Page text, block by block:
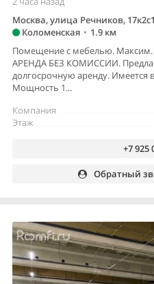
Москва, улица Речников, 17к2с1
Коломенская • 1.9 км
Помещение с мебелью. Максим.
АРЕНДА БЕЗ КОМИССИИ.
долгосрочную аренду. Имеется
Мощность 1...
Компания
Этаж
+7 925
Обратный